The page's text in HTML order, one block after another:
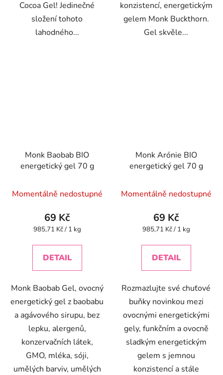
Cocoa Gel! Jedinečné
složení tohoto
lahodného...
konzistencí, energetickým
gelem Monk Buckthorn.
Gel skvěle...
Monk Baobab BIO
energetický gel 70 g
Momentálně nedostupné
69 Kč
Měrná
985,71 Kč / 1 kg
DETAIL
Monk Baobab Gel, ovocný
energetický gel z baobabu
a agávového sirupu, bez
lepku, alergenů,
konzervačních látek,
GMO, mléka, sóji,
umělých barviv, umělých
Monk Arónie BIO
energetický gel 70 g
Momentálně nedostupné
69 Kč
Měrná
985,71 Kč / 1 kg
DETAIL
Rozmazlujte své chuťové
buňky novinkou mezi
ovocnými energetickými
gely, funkčním a ovocně
sladkým energetickým
gelem s jemnou
konzistencí a stále